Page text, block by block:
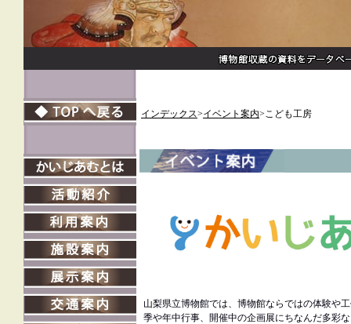
インデックス>イベント案内>こども工房
山梨県立博物館では、博物館ならではの体験や
季や年中行事、開催中の企画展にちなんだ多彩